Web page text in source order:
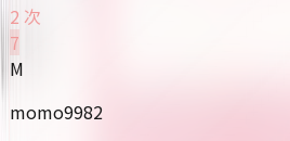
2 次
7
M
momo9982